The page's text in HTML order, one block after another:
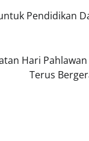
Pendidikan
Hari
Terus